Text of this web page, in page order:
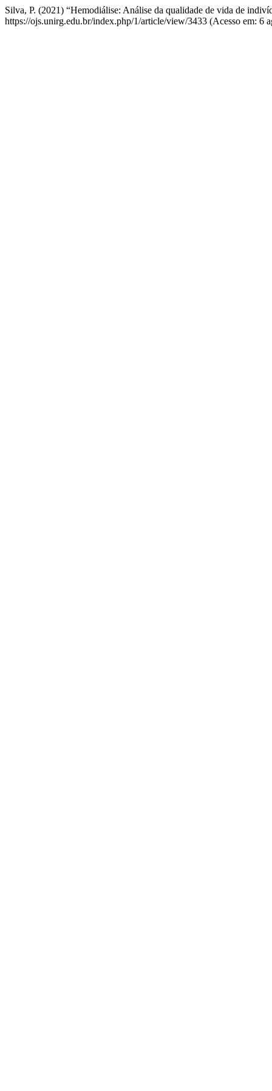
Silva, P. (2021) “Hemodiálise: Análise da qualidade de vida de
https://ojs.unirg.edu.br/index.php/1/article/view/3433 (Acesso em: 6